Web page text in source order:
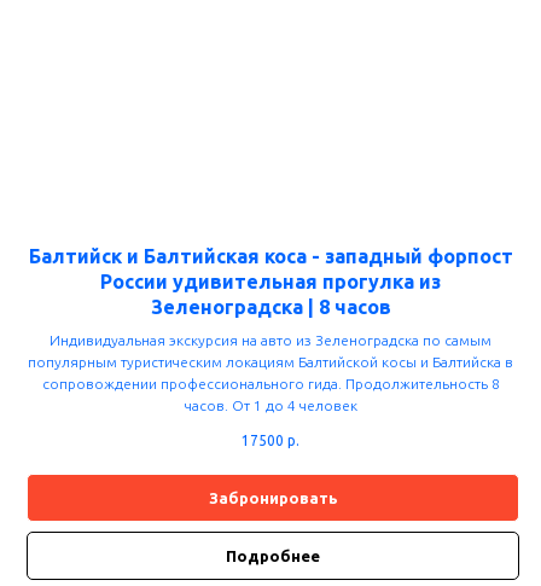
Балтийск и Балтийская коса - западный форпост
России удивительная прогулка из
Зеленоградска | 8 часов
Индивидуальная экскурсия на авто из Зеленоградска по самым
популярным туристическим локациям Балтийской косы и Балтийска в
сопровождении профессионального гида. Продолжительность 8
часов. От 1 до 4 человек
17500 р.
Забронировать
Подробнее